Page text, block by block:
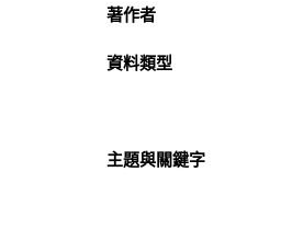
著作者
資料類型
主題與關鍵字